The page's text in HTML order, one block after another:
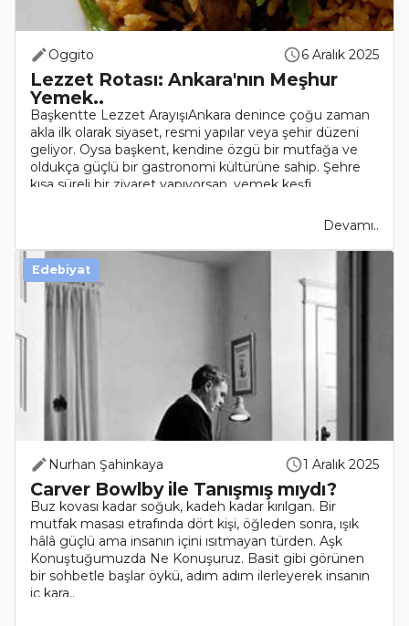
Oggito 6 Aralık 2025
Lezzet Rotası: Ankara'nın Meşhur
Yemek..
Başkentte Lezzet ArayışıAnkara denince çoğu zaman
akla ilk olarak siyaset, resmi yapılar veya şehir düzeni
geliyor. Oysa başkent, kendine özgü bir mutfağa ve
oldukça güçlü bir gastronomi kültürüne sahip. Şehre
kısa süreli bir ziyaret yapıyorsan, yemek keşfi ..
Devamı..
Nurhan Şahinkaya 1 Aralık 2025
Carver Bowlby ile Tanışmış mıydı?
Buz kovası kadar soğuk, kadeh kadar kırılgan. Bir
mutfak masası etrafında dört kişi, öğleden sonra, ışık
hâlâ güçlü ama insanın içini ısıtmayan türden. Aşk
Konuştuğumuzda Ne Konuşuruz. Basit gibi görünen
bir sohbetle başlar öykü, adım adım ilerleyerek insanın
iç kara..
Edebiyat